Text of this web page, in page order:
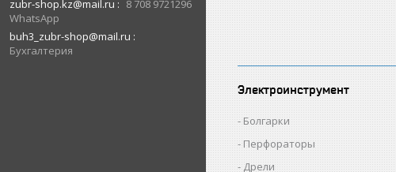
zubr-shop.kz@mail.ru
8 708 9721296
WhatsApp
buh3_zubr-shop@mail.ru
Бухгалтерия
Электроинструмент
Болгарки
Перфораторы
Дрели